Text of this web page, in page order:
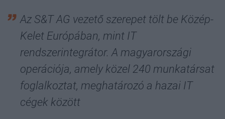
Az S&T AG vezető szerepet tölt be Közép-
Kelet Európában, mint IT
rendszerintegrátor. A magyarországi
operációja, amely közel 240 munkatársat
foglalkoztat, meghatározó a hazai IT
cégek között